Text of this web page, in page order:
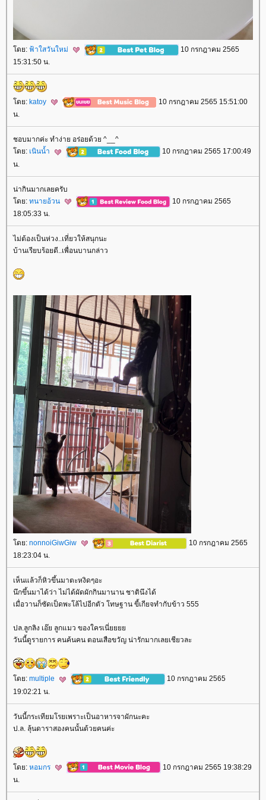
ดย: ฟ้าใสวันใหม่
10 กรกฎาคม 2565
15:31:50 น.
ดย: katoy
10 กรกฎาคม 2565 15:51:00
น.
ชอบมากค่ะ ทำง่าย อร่อยด้วย ^__^
ดย: เนินน้ำ
10 กรกฎาคม 2565 17:00:49
น.
น่ากินมากเลยครับ
ดย: ทนายอ้วน
10 กรกฎาคม 2565
18:05:33 น.
ไม่ต้องเป็นห่วง..เที่ยวให้สนุกนะ
บ้านเรียบร้อยดี..เพื่อนบานกล่าว
ดย: nonnoiGiwGiw
10 กรกฎาคม 2565
18:23:04 น.
เห็นแล้วก็หิวขึ้นมาตะหงิดๆอะ
นึกขึ้นมาได้ว่า ไม่ได้ผัดผักกินมานาน ชาตินึงได้
เมื่อวานก็ซัดเป็ดพะโล้ไปอีกตัว โทษฐาน ขี้เกียจทำกับข้าว 555
ปล.ลูกลิง เอ๊ย ลูกแมว ของใครเนี่
วันนี้ดูรายการ คนค้นคน ตอนเสือขวัญ น่ารักมากเลยเชียวละ
ดย: multiple
10 กรกฎาคม 2565
19:02:21 น.
วันนี้กระเทียมโรยเพราะเป็นอาหารจาผักนะคะ
ป.ล. ลุ้นดาราสองคนนั้นด้วยคนค่ะ
ดย: หอมกร
10 กรกฎาคม 2565 19:38:29
น.